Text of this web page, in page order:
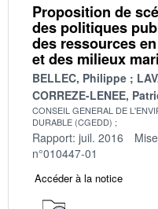
Proposition de
des politiques
des ressources
et des milieux
BELLEC, Philippe
CORREZE-LENEE,
CONSEIL GENERAL DE
DURABLE (CGEDD)
Rapport: juil. 2016
n°010447-01
Accéder à la notice